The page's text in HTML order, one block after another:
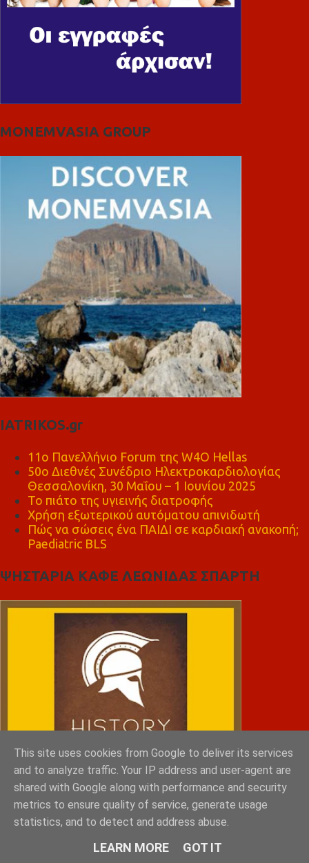
MONEMVASIA GROUP
IATRIKOS.gr
11ο Πανελλήνιο Forum της W4O Hellas
50ο Διεθνές Συνέδριο Ηλεκτροκαρδιολογίας
Θεσσαλονίκη, 30 Μαΐου – 1 Ιουνίου 2025
Το πιάτο της υγιεινής διατροφής
Χρήση εξωτερικού αυτόματου απινιδωτή
Πώς να σώσεις ένα ΠΑΙΔΙ σε καρδιακή ανακοπή;
Paediatric BLS
ΨΗΣΤΑΡΙΑ ΚΑΦΕ ΛΕΩΝΙΔΑΣ ΣΠΑΡΤΗ
This site uses cookies from Google to deliver its services
and to analyze traffic. Your IP address and user-agent are
shared with Google along with performance and security
metrics to ensure quality of service, generate usage
statistics, and to detect and address abuse.
LEARN MORE GOT IT